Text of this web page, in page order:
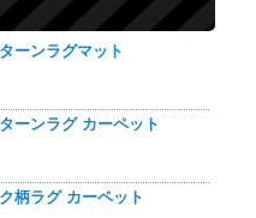
ーンラグマット
ーンラグ カーペット
柄ラグ カーペット